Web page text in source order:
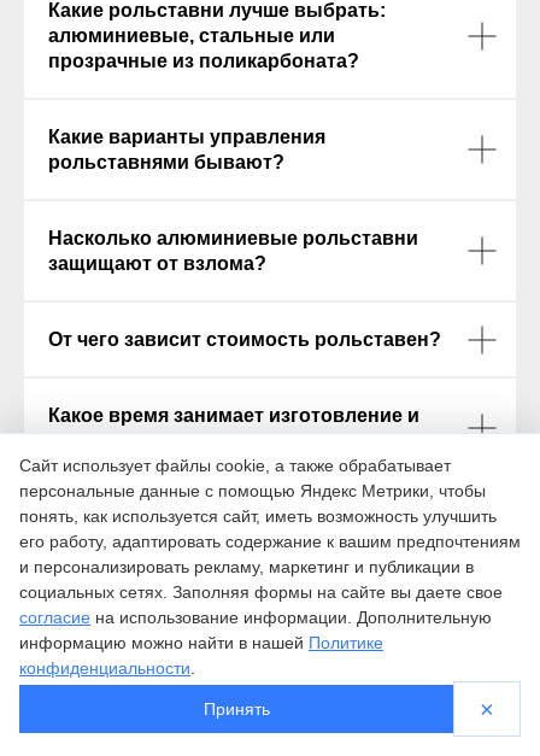
Какие рольставни лучше выбрать:
алюминиевые, стальные или
прозрачные из поликарбоната?
Какие варианты управления
рольставнями бывают?
Насколько алюминиевые рольставни
защищают от взлома?
От чего зависит стоимость рольставен?
Какое время занимает изготовление и
монтаж?
Можно ли установить рольставни
зимой?
Требуют ли рольставни обслуживания?
Сайт использует файлы cookie, а также обрабатывает
персональные данные с помощью Яндекс Метрики, чтобы
понять, как используется сайт, иметь возможность улучшить
его работу, адаптировать содержание к вашим предпочтениям
и персонализировать рекламу, маркетинг и публикации в
социальных сетях. Заполняя формы на сайте вы даете свое
согласие на использование информации. Дополнительную
информацию можно найти в нашей Политике
конфиденциальности
Принять ×